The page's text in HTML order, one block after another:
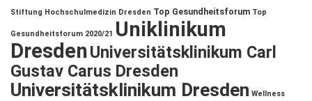
Stiftung Hochschulmedizin Dresden Top Gesundheitsforum Top
Gesundheitsforum 2020/21 Uniklinikum
DresdenUniversitätsklinikum Carl
Gustav Carus Dresden
Universitätsklinikum Dresden Wellness